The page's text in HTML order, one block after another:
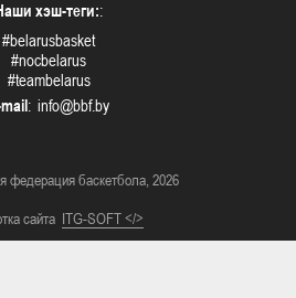
хэш-теги::
#belarusbasket
#nocbelarus
#teambelarus
:
федерация баскетбола, 2026
сайта ITG-SOFT </>